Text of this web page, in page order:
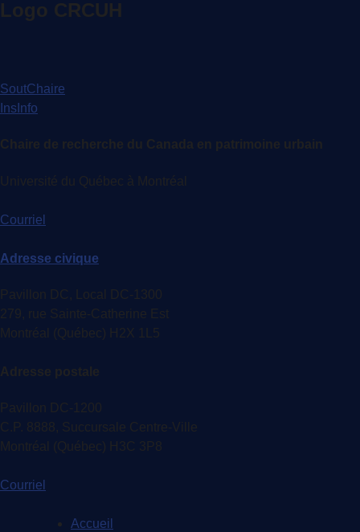
Logo CRCUH
SoutChaire
InsInfo
Chaire de recherche du Canada en patrimoine urbain
Université du Québec à Montréal
Courriel
Adresse civique
Pavillon DC, Local DC-1300
279, rue Sainte-Catherine Est
Montréal (Québec) H2X 1L5
Adresse postale
Pavillon DC-1200
C.P. 8888, Succursale Centre-Ville
Montréal (Québec) H3C 3P8
Courriel
Accueil